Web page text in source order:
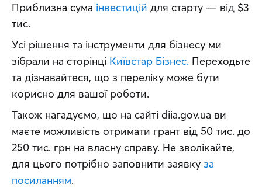
Приблизна сума інвестицій для старту — від $3
тис.
Усі рішення та інструменти для бізнесу ми
зібрали на сторінці Київстар Бізнес. Переходьте
та дізнавайтеся, що з переліку може бути
корисно для вашої роботи.
Також нагадуємо, що на сайті diia.gov.ua ви
маєте можливість отримати грант від 50 тис. до
250 тис. грн на власну справу. Не зволікайте,
для цього потрібно заповнити заявку за
посиланням.